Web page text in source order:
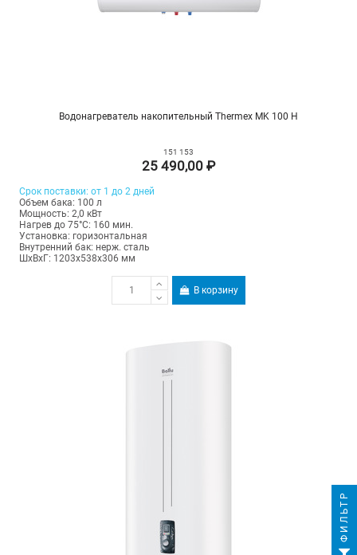
Водонагреватель накопительный Thermex MK 100 H
151 153
25 490,00 ₽
Срок поставки: от 1 до 2 дней
Объем бака: 100 л
Мощность: 2,0 кВт
Нагрев до 75°С: 160 мин.
Установка: горизонтальная
Внутренний бак: нерж. сталь
ШхВхГ: 1203х538х306 мм
В корзину
ФИЛЬТР